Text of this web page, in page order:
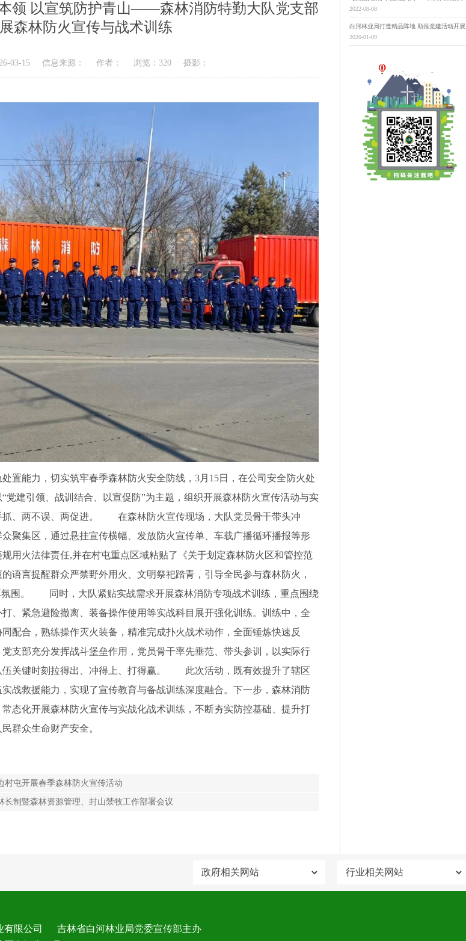
本领 以宣筑防护青山——森林消防特勤大队党支部
森林防火宣传与战术训练
03-15 信息来源： 作者： 浏览：320 摄影：
置能力，切实筑牢春季森林防火安全防线，3月15日，在公司安全防火处
党建引领、战训结合、以宣促防”为主题，组织开展森林防火宣传活动与实
抓、两不误、两促进。 在森林防火宣传现场，大队党员骨干带头冲
聚集区，通过悬挂宣传横幅、发放防火宣传单、车载广播循环播报等形
用火法律责任,并在村屯重点区域粘贴了《关于划定森林防火区和管控范
语言提醒群众严禁野外用火、文明祭祀踏青，引导全民参与森林防火，
氛围。 同时，大队紧贴实战需求开展森林消防专项战术训练，重点围绕
、紧急避险撤离、装备操作使用等实战科目展开强化训练。训练中，全
配合，熟练操作灭火装备，精准完成扑火战术动作，全面锤炼快速反
支部充分发挥战斗堡垒作用，党员骨干率先垂范、带头参训，以实际行
伍关键时刻拉得出、冲得上、打得赢。 此次活动，既有效提升了辖区
战救援能力，实现了宣传教育与备战训练深度融合。下一步，森林消防
态化开展森林防火宣传与实战化战术训练，不断夯实防控基础、提升打
群众生命财产安全。
村屯开展春季森林防火宣传活动
长制暨森林资源管理、封山禁牧工作部署会议
2022-08-08
白河林业局打造精品阵地 助推党建活动开展
2020-01-09
有限公司 吉林省白河林业局党委宣传部主办